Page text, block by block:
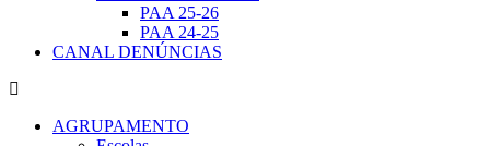
PAA 25-26
PAA 24-25
CANAL DENÚNCIAS
AGRUPAMENTO